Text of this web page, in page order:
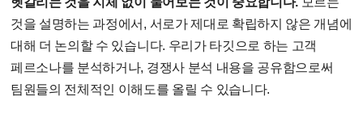
것을 설명하는 과정에서, 서로가 제대로 확립하지 않은 개념에
대해 더 논의할 수 있습니다. 우리가 타깃으로 하는 고객
페르소나를 분석하거나, 경쟁사 분석 내용을 공유함으로써
팀원들의 전체적인 이해도를 올릴 수 있습니다.